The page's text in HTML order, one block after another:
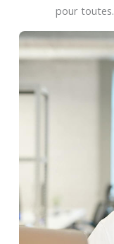
pour toutes.